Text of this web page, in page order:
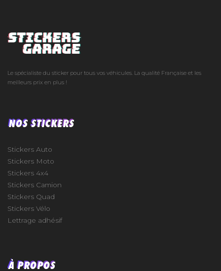
Le spécialiste du sticker pour tous vos véhicules. La qualité Française et les
meilleurs prix en plus !
NOS STICKERS
Stickers Auto
Stickers Moto
Stickers 4x4
Stickers Camion
Stickers Quad
Stickers Vélo
Lettrage adhésif
À PROPOS